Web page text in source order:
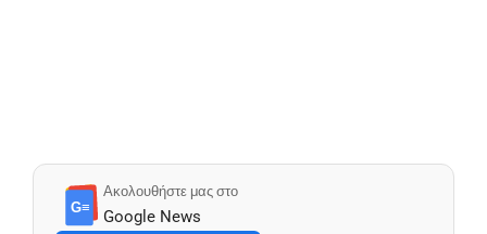
G≡
Ακολουθήστε μας στο
Google News